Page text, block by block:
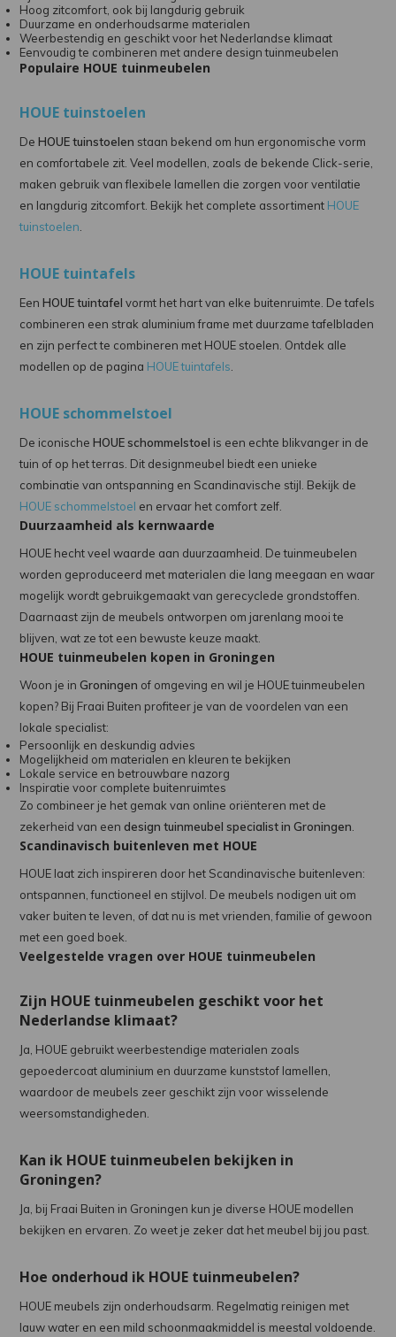
Hoog zitcomfort, ook bij langdurig gebruik
Duurzame en onderhoudsarme materialen
Weerbestendig en geschikt voor het Nederlandse klimaat
Eenvoudig te combineren met andere design tuinmeubelen
Populaire HOUE tuinmeubelen
HOUE tuinstoelen
DeHOUE tuinstoelen staan bekend om hun ergonomische vorm
en comfortabele zit. Veel modellen, zoals de bekende Click-serie,
maken gebruik van flexibele lamellen die zorgen voor ventilatie
en langdurig zitcomfort. Bekijk het complete assortiment HOUE
tuinstoelen
HOUE tuintafels
EenHOUE tuintafel vormt het hart van elke buitenruimte. De tafels
combineren een strak aluminium frame met duurzame tafelbladen
en zijn perfect te combineren met HOUE stoelen. Ontdek alle
modellen op de pagina HOUE tuintafels
HOUE schommelstoel
De iconischeHOUE schommelstoel is een echte blikvanger in de
tuin of op het terras. Dit designmeubel biedt een unieke
combinatie van ontspanning en Scandinavische stijl. Bekijk de
HOUE schommelstoel en ervaar het comfort zelf.
Duurzaamheid als kernwaarde
HOUE hecht veel waarde aan duurzaamheid. De tuinmeubelen
worden geproduceerd met materialen die lang meegaan en waar
mogelijk wordt gebruikgemaakt van gerecyclede grondstoffen.
Daarnaast zijn de meubels ontworpen om jarenlang mooi te
blijven, wat ze tot een bewuste keuze maakt.
HOUE tuinmeubelen kopen in Groningen
Woon je inGroningen of omgeving en wil je HOUE tuinmeubelen
kopen? Bij Fraai Buiten profiteer je van de voordelen van een
lokale specialist:
Persoonlijk en deskundig advies
Mogelijkheid om materialen en kleuren te bekijken
Lokale service en betrouwbare nazorg
Inspiratie voor complete buitenruimtes
Zo combineer je het gemak van online oriënteren met de
zekerheid van eendesign tuinmeubel specialist in Groningen
Scandinavisch buitenleven met HOUE
HOUE laat zich inspireren door het Scandinavische buitenleven:
ontspannen, functioneel en stijlvol. De meubels nodigen uit om
vaker buiten te leven, of dat nu is met vrienden, familie of gewoon
met een goed boek.
Veelgestelde vragen over HOUE tuinmeubelen
Zijn HOUE tuinmeubelen geschikt voor het
Nederlandse klimaat?
Ja, HOUE gebruikt weerbestendige materialen zoals
gepoedercoat aluminium en duurzame kunststof lamellen,
waardoor de meubels zeer geschikt zijn voor wisselende
weersomstandigheden.
Kan ik HOUE tuinmeubelen bekijken in
Groningen?
Ja, bij Fraai Buiten in Groningen kun je diverse HOUE modellen
bekijken en ervaren. Zo weet je zeker dat het meubel bij jou past.
Hoe onderhoud ik HOUE tuinmeubelen?
HOUE meubels zijn onderhoudsarm. Regelmatig reinigen met
lauw water en een mild schoonmaakmiddel is meestal voldoende.